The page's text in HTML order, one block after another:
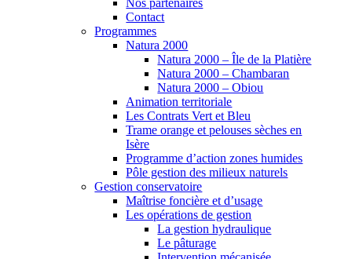
Nos partenaires
Contact
Programmes
Natura 2000
Natura 2000 – Île de la Platière
Natura 2000 – Chambaran
Natura 2000 – Obiou
Animation territoriale
Les Contrats Vert et Bleu
Trame orange et pelouses sèches en
Isère
Programme d’action zones humides
Pôle gestion des milieux naturels
Gestion conservatoire
Maîtrise foncière et d’usage
Les opérations de gestion
La gestion hydraulique
Le pâturage